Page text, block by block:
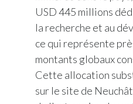
USD 445 millions
la recherche et au
ce qui représente
montants globaux
Cette allocation
sur le site de